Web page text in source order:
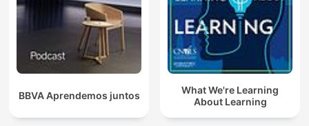
BBVA Aprendemos juntos
What We're Learning
About Learning